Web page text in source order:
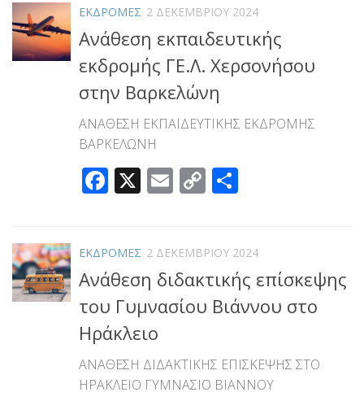
ΕΚΔΡΟΜΕΣ 2 ΔΕΚΕΜΒΡΊΟΥ 2024
Ανάθεση εκπαιδευτικής
εκδρομής ΓΕ.Λ. Χερσονήσου
στην Βαρκελώνη
ANAΘΕΣΗ ΕΚΠΑΙΔΕΥΤΙΚΗΣ ΕΚΔΡΟΜΗΣ
ΒΑΡΚΕΛΩΝΗ
Facebook
X Email
Copy
ΕΚΔΡΟΜΕΣ 2 ΔΕΚΕΜΒΡΊΟΥ 2024
Ανάθεση διδακτικής επίσκεψης
του Γυμνασίου Βιάννου στο
Ηράκλειο
ΑΝΑΘΕΣΗ ΔΙΔΑΚΤΙΚΗΣ ΕΠΙΣΚΕΨΗΣ ΣΤΟ
ΗΡΑΚΛΕΙΟ ΓΥΜΝΑΣΙΟ ΒΙΑΝΝΟΥ